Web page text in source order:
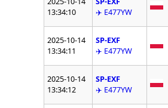
13:34:10
✈️ E477YW
2025-10-14
13:34:11
SP-EXF
✈️ E477YW
2025-10-14
13:34:12
SP-EXF
✈️ E477YW